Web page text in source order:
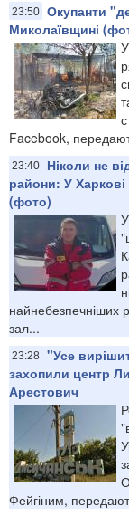
23:50 Окупанти
Миколаївщині
Facebook,
23:40
Ніколи не
райони: У Харкові
(фото)
найнебезпечніших
зал...
23:28 "Усе
захопили центр
Арестович
Фейгіним,